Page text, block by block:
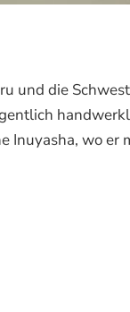
und die
Inuyasha, wo er